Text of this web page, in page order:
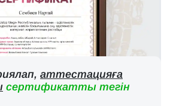
аттестацияға
сертификатты тегін